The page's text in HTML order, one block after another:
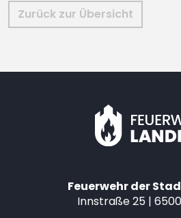
Zurück zur Übersicht
Feuerwehr der
Innstraße 25 |